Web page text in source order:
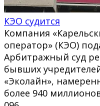
КЭО судится
Компания
оператор» (КЭО)
Арбитражный суд
бывших
«Эколайн»,
более 940